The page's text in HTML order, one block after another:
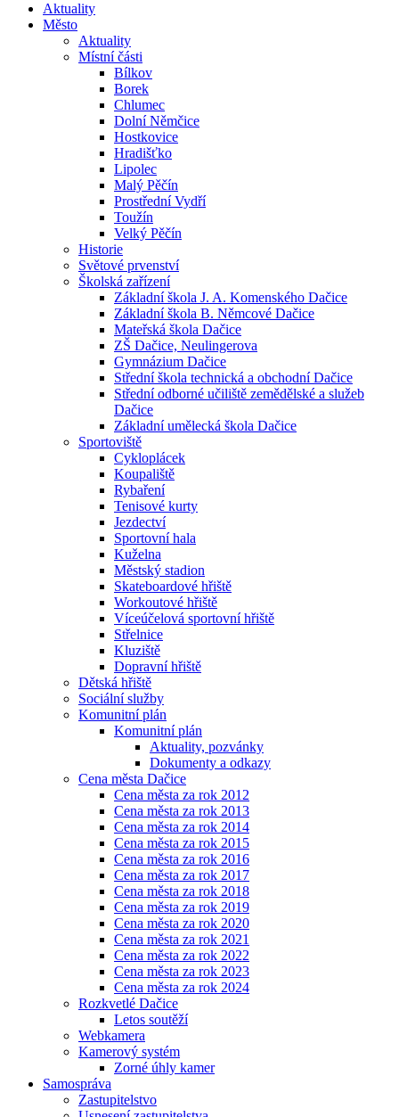
Aktuality
Město
Aktuality
Místní části
Bílkov
Borek
Chlumec
Dolní Němčice
Hostkovice
Hradišťko
Lipolec
Malý Pěčín
Prostřední Vydří
Toužín
Velký Pěčín
Historie
Světové prvenství
Školská zařízení
Základní škola J. A. Komenského Dačice
Základní škola B. Němcové Dačice
Mateřská škola Dačice
ZŠ Dačice, Neulingerova
Gymnázium Dačice
Střední škola technická a obchodní Dačice
Střední odborné učiliště zemědělské a služeb
Dačice
Základní umělecká škola Dačice
Sportoviště
Cykloplácek
Koupaliště
Rybaření
Tenisové kurty
Jezdectví
Sportovní hala
Kuželna
Městský stadion
Skateboardové hřiště
Workoutové hřiště
Víceúčelová sportovní hřiště
Střelnice
Kluziště
Dopravní hřiště
Dětská hřiště
Sociální služby
Komunitní plán
Komunitní plán
Aktuality, pozvánky
Dokumenty a odkazy
Cena města Dačice
Cena města za rok 2012
Cena města za rok 2013
Cena města za rok 2014
Cena města za rok 2015
Cena města za rok 2016
Cena města za rok 2017
Cena města za rok 2018
Cena města za rok 2019
Cena města za rok 2020
Cena města za rok 2021
Cena města za rok 2022
Cena města za rok 2023
Cena města za rok 2024
Rozkvetlé Dačice
Letos soutěží
Webkamera
Kamerový systém
Zorné úhly kamer
Samospráva
Zastupitelstvo